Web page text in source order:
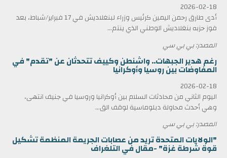
2026-02-18
أدى طارق رحمن اليمين كرئيس وزراء لبنغلاديش في 17 فبراير/شباط، بعد
فوز حزبه بنغلاديش الوطني الذي ينتم...
المصدر: بي بي سي
رغم هدير الجبهات.. واشنطن وكييف تتحدثان عن "تقدم" في
المفاوضات بين روسيا وأوكرانيا
2026-02-18
اليوم الثاني من محادثات السلام بين أوكرانيا وروسيا في جنيف انتهى،
وهي أحدث محاولة دبلوماسية لوقف الق...
المصدر: بي بي سي
"الولايات المتحدة تريد من عصابات الجريمة المنظمة تشكيل
قوة شرطة غزة" -مقال في التلغراف